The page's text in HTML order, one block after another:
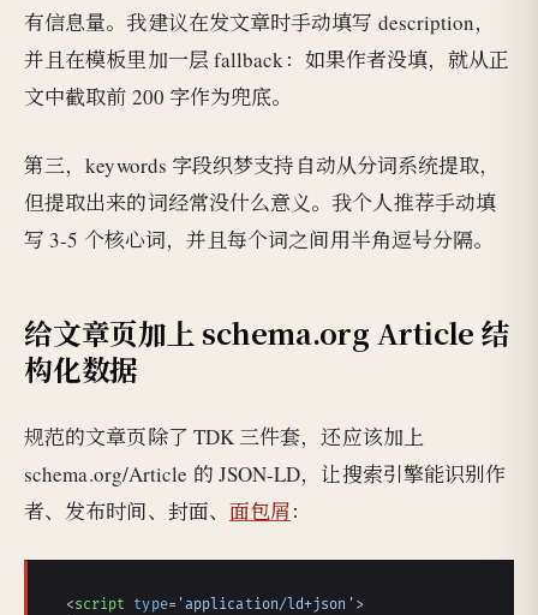
有信息量。我建议在发文章时手动填写 description，
并且在模板里加一层 fallback：如果作者没填，就从正
文中截取前 200 字作为兜底。
第三，keywords 字段织梦支持自动从分词系统提取，
但提取出来的词经常没什么意义。我个人推荐手动填
写 3-5 个核心词，并且每个词之间用半角逗号分隔。
给文章页加上 schema.org Article 结
构化数据
规范的文章页除了 TDK 三件套，还应该加上
schema.org/Article 的 JSON-LD，让搜索引擎能识别作
者、发布时间、封面、 面包屑：
<script type= 'application/ld+json' >